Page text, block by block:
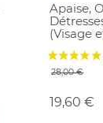
Apaise,
(Visage
Prix de
Prix
19,60 €
28,00 €